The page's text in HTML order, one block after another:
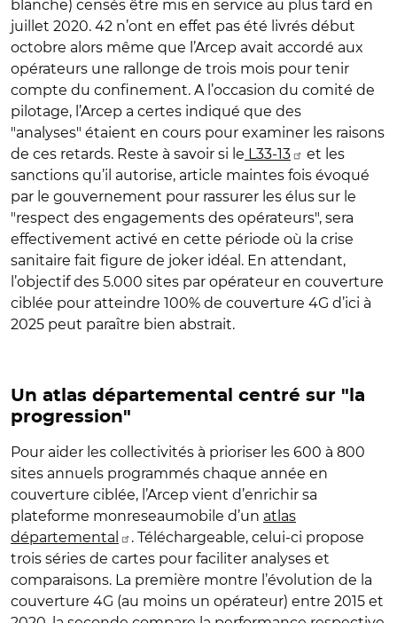
blanche) censés être mis en service au plus tard en
juillet 2020. 42 n’ont en effet pas été livrés début
octobre alors même que l’Arcep avait accordé aux
opérateurs une rallonge de trois mois pour tenir
compte du confinement. A l’occasion du comité de
pilotage, l’Arcep a certes indiqué que des
"analyses" étaient en cours pour examiner les raisons
de ces retards. Reste à savoir si le L33-13
et les
sanctions qu’il autorise, article maintes fois évoqué
par le gouvernement pour rassurer les élus sur le
"respect des engagements des opérateurs", sera
effectivement activé en cette période où la crise
sanitaire fait figure de joker idéal. En attendant,
l’objectif des 5.000 sites par opérateur en couverture
ciblée pour atteindre 100% de couverture 4G d’ici à
2025 peut paraître bien abstrait.
Un atlas départemental centré sur "la
progression"
Pour aider les collectivités à prioriser les 600 à 800
sites annuels programmés chaque année en
couverture ciblée, l’Arcep vient d’enrichir sa
plateforme monreseaumobile d’un atlas
départemental
. Téléchargeable, celui-ci propose
trois séries de cartes pour faciliter analyses et
comparaisons. La première montre l’évolution de la
couverture 4G (au moins un opérateur) entre 2015 et